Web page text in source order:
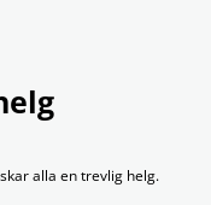
alla en trevlig helg.